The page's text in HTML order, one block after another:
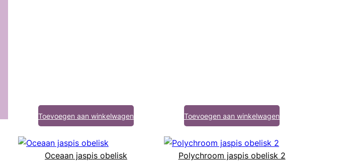
Toevoegen aan winkelwagen Toevoegen aan winkelwagen
Oceaan jaspis obelisk
Polychroom jaspis obelisk 2